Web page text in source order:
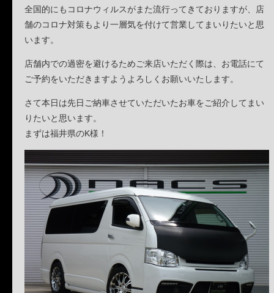
全国的にもコロナウィルスがまた流行ってきておりますが、店
舗のコロナ対策もより一層気を付けて営業してまいりたいと思
います。
店舗内での過密を避けるためご来店いただく際は、お電話にて
ご予約をいただきますようよろしくお願いいたします。
さて本日は先日ご納車させていただいたお車をご紹介してまい
りたいと思います。
まずは福井県のK様！